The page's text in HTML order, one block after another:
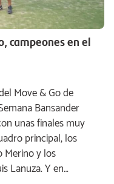
campeones en el
Move & Go de
Bansander
unas finales muy
principal, los
Merino y los
Lanuza. Y en…